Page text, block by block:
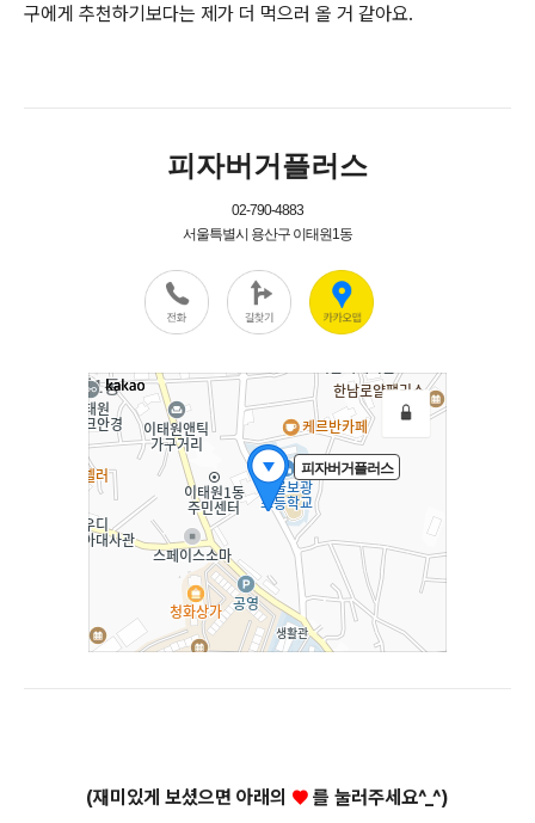
구에게 추천하기보다는 제가 더 먹으러 올 거 같아요.
(재미있게 보셨으면 아래의 ♥ 를 눌러주세요^_^)